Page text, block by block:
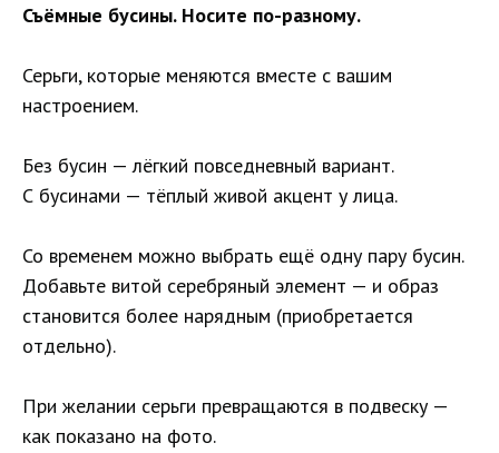
Съёмные бусины. Носите по-разному.
Серьги, которые меняются вместе с вашим
настроением.
Без бусин — лёгкий повседневный вариант.
С бусинами — тёплый живой акцент у лица.
Со временем можно выбрать ещё одну пару бусин.
Добавьте витой серебряный элемент — и образ
становится более нарядным (приобретается
отдельно).
При желании серьги превращаются в подвеску —
как показано на фото.